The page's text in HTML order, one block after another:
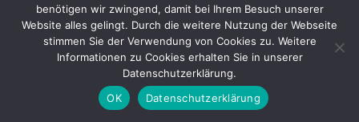
benötigen wir zwingend, damit bei Ihrem Besuch unserer
Website alles gelingt. Durch die weitere Nutzung der Webseite
stimmen Sie der Verwendung von Cookies zu. Weitere
Informationen zu Cookies erhalten Sie in unserer
Datenschutzerklärung.
OK
Datenschutzerklärung